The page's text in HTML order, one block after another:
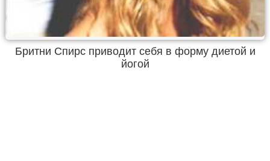
Бритни Спирс приводит себя в форму диетой и
йогой